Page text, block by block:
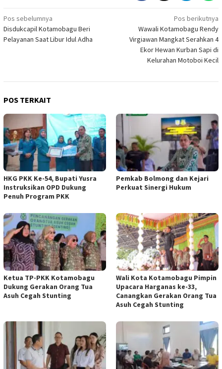
Navigasi
pos
Pos sebelumnya
Disdukcapil Kotamobagu Beri
Pelayanan Saat Libur Idul Adha
Pos berikutnya
Wawali Kotamobagu Rendy
Virgiawan Mangkat Serahkan 4
Ekor Hewan Kurban Sapi di
Kelurahan Motoboi Kecil
POS TERKAIT
HKG PKK Ke-54, Bupati Yusra
Instruksikan OPD Dukung
Penuh Program PKK
Pemkab Bolmong dan Kejari
Perkuat Sinergi Hukum
Ketua TP-PKK Kotamobagu
Dukung Gerakan Orang Tua
Asuh Cegah Stunting
Wali Kota Kotamobagu Pimpin
Upacara Harganas ke-33,
Canangkan Gerakan Orang Tua
Asuh Cegah Stunting